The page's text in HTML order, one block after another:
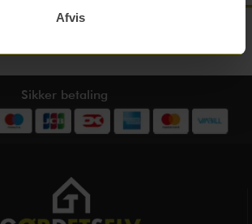
Afvis
Sikker betaling